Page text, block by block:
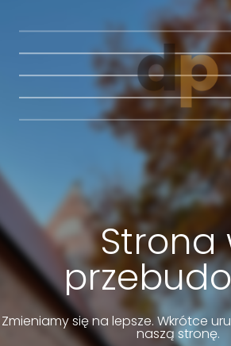
Strona
Zmieniamy się na lepsze. Wkrótce
naszą stronę.